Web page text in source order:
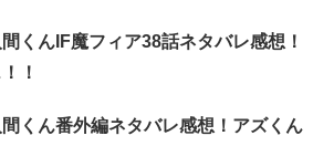
くんIF魔フィア38話ネタバレ感想！
！
くん番外編ネタバレ感想！アズくん